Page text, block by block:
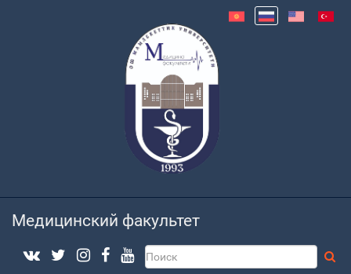
Медицинский факультет